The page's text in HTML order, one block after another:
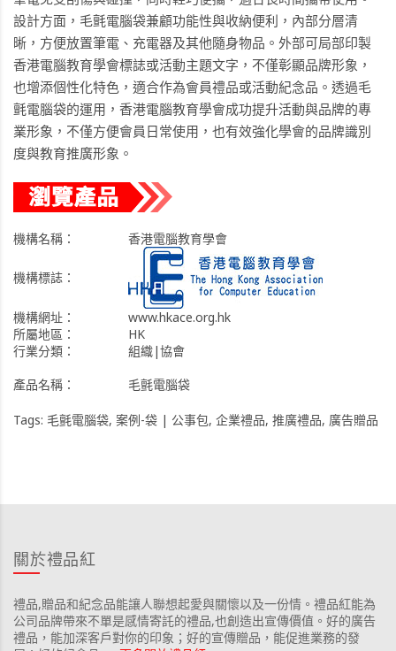
設計方面，毛氈電腦袋兼顧功能性與收納便利，內部分層清
晰，方便放置筆電、充電器及其他隨身物品。外部可局部印製
香港電腦教育學會標誌或活動主題文字，不僅彰顯品牌形象，
也增添個性化特色，適合作為會員禮品或活動紀念品。透過毛
氈電腦袋的運用，香港電腦教育學會成功提升活動與品牌的專
業形象，不僅方便會員日常使用，也有效強化學會的品牌識別
度與教育推廣形象。
機構名稱： 香港電腦教育學會
機構標誌：
機構網址：
www.hkace.org.hk
所屬地區：
HK
行業分類：
組織|協會
產品名稱：
毛氈電腦袋
Tags: 毛氈電腦袋, 案例-袋 | 公事包, 企業禮品, 推廣禮品, 廣告贈品
關於禮品紅
禮品,贈品和紀念品能讓人聯想起愛與關懷以及一份情。禮品紅能為
公司品牌帶來不單是感情寄託的禮品,也創造出宣傳價值。好的廣告
禮品，能加深客戶對你的印象；好的宣傳贈品，能促進業務的發